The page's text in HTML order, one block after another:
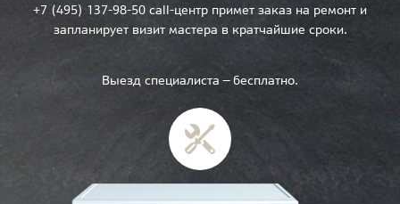
+7 (495) 137-98-50 call-центр примет заказ на ремонт и
запланирует визит мастера в кратчайшие сроки.
Выезд специалиста — бесплатно.